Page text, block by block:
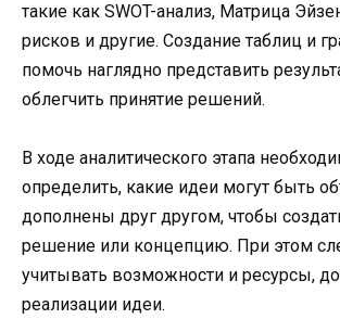
такие как SWOT-анализ, Матрица
рисков и другие. Создание таблиц и
помочь наглядно представить
облегчить принятие решений.
В ходе аналитического этапа
определить, какие идеи могут быть
дополнены друг другом, чтобы
решение или концепцию. При этом
учитывать возможности и ресурсы,
реализации идеи.